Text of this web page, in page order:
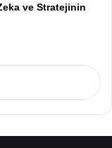
ve Stratejinin